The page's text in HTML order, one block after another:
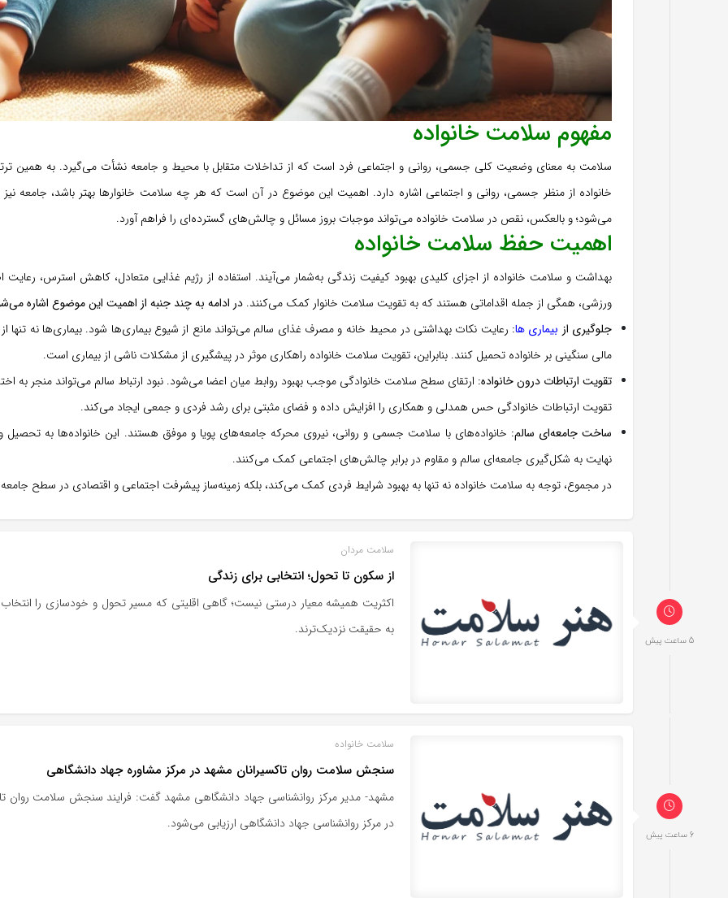
مفهوم سلامت خانواده
سلامت به معنای وضعیت کلی جسمی، روانی و اجتماعی فرد است که از تداخلات متقابل با محیط و جامعه نشأت می‌گیرد. به همین
خانواده از منظر جسمی، روانی و اجتماعی اشاره دارد. اهمیت این موضوع در آن است که هر چه سلامت خانوارها بهتر باشد، جامعه
می‌شود؛ و بالعکس، نقص در سلامت خانواده می‌تواند موجبات بروز مسائل و چالش‌های گسترده‌ای را فراهم آورد.
اهمیت حفظ سلامت خانواده
بهداشت و سلامت خانواده از اجزای کلیدی بهبود کیفیت زندگی به‌شمار می‌آیند. استفاده از رژیم غذایی متعادل، کاهش استرس،
ورزشی، همگی از جمله اقداماتی هستند که به تقویت سلامت خانوار کمک می‌کنند. در ادامه به چند جنبه از اهمیت این موضوع اشاره
جلوگیری از بیماری‌ ها: رعایت نکات بهداشتی در محیط خانه و مصرف غذای سالم می‌تواند مانع از شیوع بیماری‌ها شود. بیماری‌ها نه تنها از
مالی سنگینی بر خانواده تحمیل کنند. بنابراین، تقویت سلامت خانواده راهکاری موثر در پیشگیری از مشکلات ناشی از بیماری است.
تقویت ارتباطات درون خانواده: ارتقای سطح سلامت خانوادگی موجب بهبود روابط میان اعضا می‌شود. نبود ارتباط سالم می‌تواند منجر به
تقویت ارتباطات خانوادگی حس همدلی و همکاری را افزایش داده و فضای مثبتی برای رشد فردی و جمعی ایجاد می‌کند.
ساخت جامعه‌ای سالم: خانواده‌های با سلامت جسمی و روانی، نیروی محرکه جامعه‌های پویا و موفق هستند. این خانواده‌ها به تحصیل
نهایت به شکل‌گیری جامعه‌ای سالم و مقاوم در برابر چالش‌های اجتماعی کمک می‌کنند.
در مجموع، توجه به سلامت خانواده نه تنها به بهبود شرایط فردی کمک می‌کند، بلکه زمینه‌ساز پیشرفت اجتماعی و اقتصادی در سطح
5 ساعت پیش
سلامت مردان
از سکون تا تحول؛ انتخابی برای زندگی
اکثریت همیشه معیار درستی نیست؛ گاهی اقلیتی که مسیر تحول و خودسازی را
به حقیقت نزدیک‌ترند.
6 ساعت پیش
سلامت خانواده
سنجش سلامت روان تاکسیرانان مشهد در مرکز مشاوره جهاد دانشگاهی
مشهد- مدیر مرکز روانشناسی جهاد دانشگاهی مشهد گفت: فرایند سنجش سلامت روان
در مرکز روانشناسی جهاد دانشگاهی ارزیابی می‌شود.